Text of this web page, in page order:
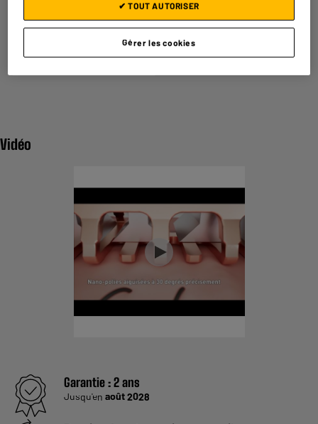
Soyez rasez de près grâce au rasoir
Vidéo
Garantie :2 ans
Jusqu'en août 2028
Gérer les cookies
✔ TOUT AUTORISER